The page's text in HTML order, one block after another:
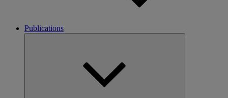
Publications